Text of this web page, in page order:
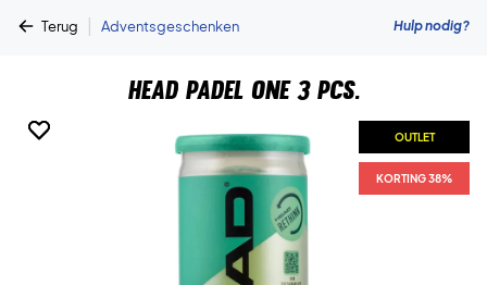
Terug | Adventsgeschenken Hulp nodig?
Head Padel One 3 pcs.
OUTLET
KORTING 38%
OUTLET
KORTING 38%